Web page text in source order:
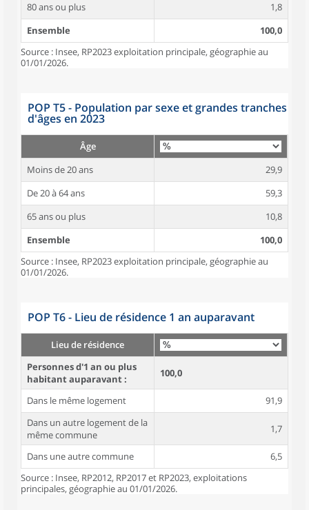
80 ans ou plus
1,8
Ensemble
100,0
Source : Insee, RP2023 exploitation principale, géographie au
01/01/2026.
POP T5 - Population par sexe et grandes tranches
d'âges en 2023
Âge
Moins de 20 ans
29,9
De 20 à 64 ans
59,3
65 ans ou plus
10,8
Ensemble
100,0
Source : Insee, RP2023 exploitation principale, géographie au
01/01/2026.
POP T6 - Lieu de résidence 1 an auparavant
Lieu de résidence
Personnes d'1 an ou plus
habitant auparavant :
100,0
Dans le même logement
91,9
Dans un autre logement de la
même commune
1,7
Dans une autre commune
6,5
Source : Insee, RP2012, RP2017 et RP2023, exploitations
principales, géographie au 01/01/2026.